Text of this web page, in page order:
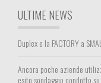
ULTIME NEWS
Duplex e la FACTORY a
Ancora poche aziende
esito sondaggio condotto